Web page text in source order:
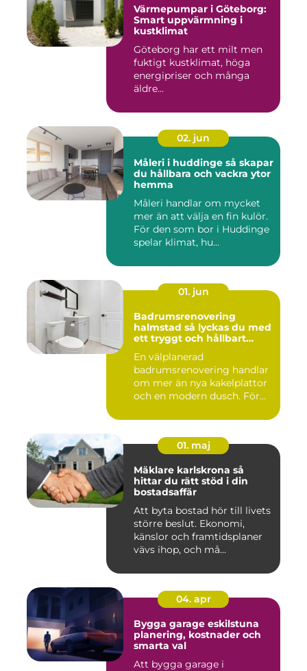
Värmepumpar i Göteborg:
Smart uppvärmning i
kustklimat
Göteborg har ett milt men
fuktigt kustklimat, höga
energipriser och många
äldre...
02. jun
Måleri i huddinge så skapar
du hållbara och vackra ytor
hemma
Måleri handlar om mycket
mer än att välja en fin kulör.
För den som bor i Huddinge
spelar klimat, hu...
01. jun
Badrumsrenovering
halmstad så lyckas du med
ett tryggt och hållbart
En välplanerad
badrumsrenovering handlar
om mer än nya kakelplattor
och en modern dusch. För
01. maj
Mäklare karlskrona så
hittar du rätt stöd i din
bostadsaffär
Att byta bostad hör till livets
större beslut. Ekonomi,
känslor och framtidsplaner
vävs ihop, och må...
04. apr
Bygga garage eskilstuna
planering, kostnader och
smarta val
Att bygga garage i